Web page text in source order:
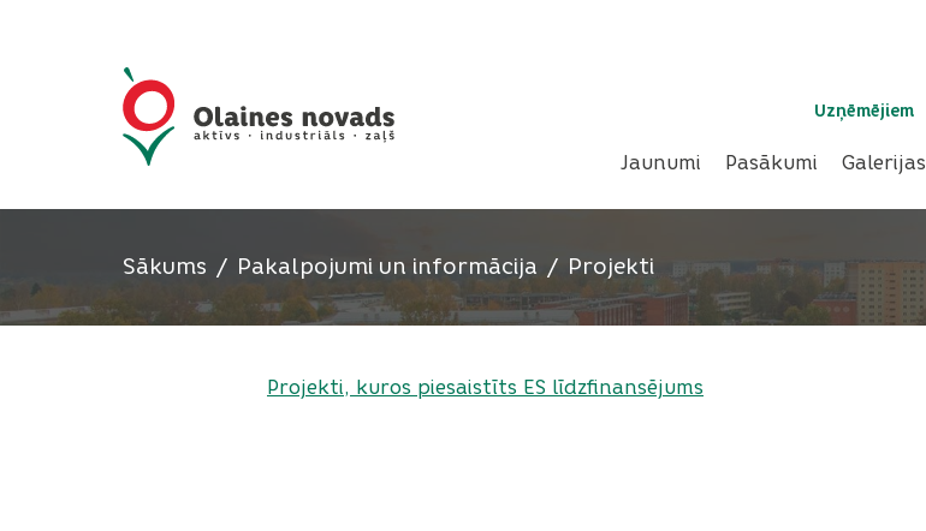
Uzņēmējiem
Jaunumi Pasākumi Galerijas
Sākums Pakalpojumi un informācija Projekti
Projekti, kuros piesaistīts ES līdzfinansējums